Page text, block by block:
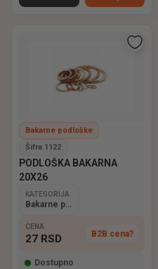
Bakarne podloške
Šifra 1122
PODLOŠKA BAKARNA
20X26
KATEGORIJA
Bakarne podloške
CENA
27 RSD B2B cena?
Dostupno